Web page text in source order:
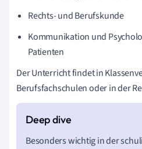
Rechts- und Berufskunde
Kommunikation und
Patienten
Der Unterricht findet in
Berufsfachschulen oder in der
Besonders wichtig in der